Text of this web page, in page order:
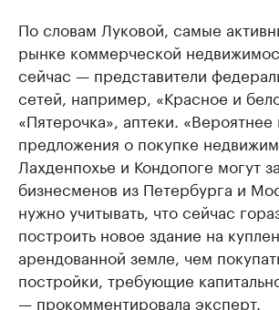
По словам Луковой, самые
рынке коммерческой
сейчас — представители
сетей, например, «Красное и
«Пятерочка», аптеки. «Вероятнее
предложения о покупке
Лахденпохье и Кондопоге могут
бизнесменов из Петербурга и
нужно учитывать, что сейчас
построить новое здание на
арендованной земле, чем
постройки, требующие
— прокомментировала эксперт.